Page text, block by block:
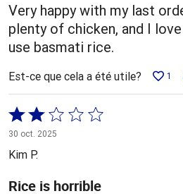
Very happy with my last
plenty of chicken, and I
use basmati rice.
Est-ce que cela a été utile? 1
Coté
2 sur
5
30 oct. 2025
Kim P.
Rice is horrible